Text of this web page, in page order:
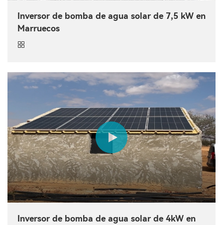
Inversor de bomba de agua solar de 7,5 kW en
Marruecos
Inversor de bomba de agua solar de 4kW en